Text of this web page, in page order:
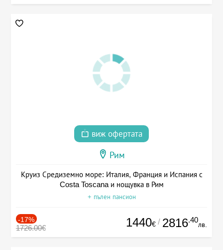
виж офертата
Рим
Круиз Средиземно море: Италия, Франция и Испания с
Costa Toscana и нощувка в Рим
+ пълен пансион
-17%
1726.00€ 1440€ / 2816.40
лв.